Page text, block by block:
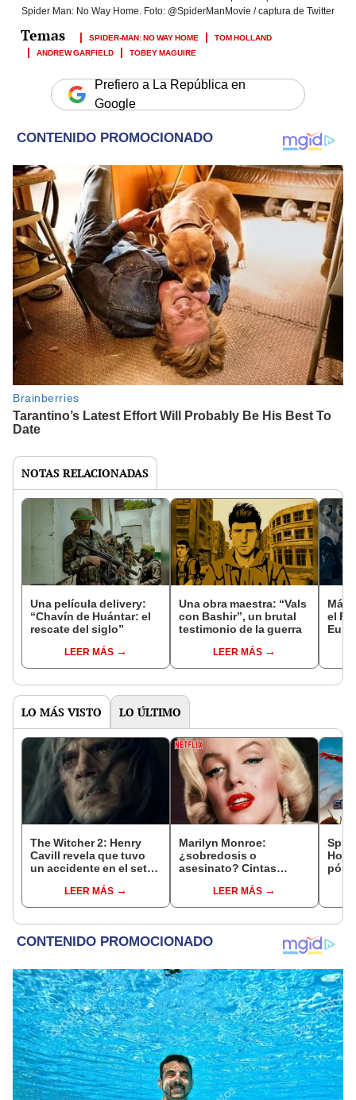
Spider Man: No Way Home. Foto: @SpiderManMovie / captura de Twitter
SPIDER-MAN: NO WAY HOME
TOM HOLLAND
ANDREW GARFIELD
TOBEY MAGUIRE
Prefiero a La República en
Google
NOTAS RELACIONADAS
Una película delivery:
“Chavín de Huántar: el
rescate del siglo”
LEER MÁS
Una obra maestra: “Vals
con Bashir”, un brutal
testimonio de la guerra
LEER MÁS
Más
el
LO MÁS VISTO LO ÚLTIMO
The Witcher 2: Henry
Cavill revela que tuvo
un accidente en el set
carreraLEER MÁS
Marilyn Monroe:
¿sobredosis o
asesinato? Cintas
luego de 60 años
LEER MÁS